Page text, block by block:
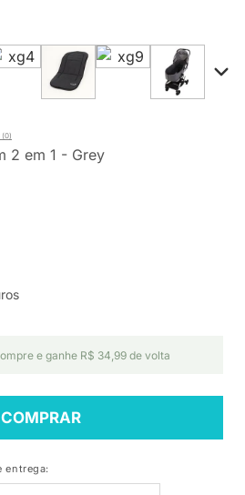
2 em 1 - Grey
(0)
e ganhe R$ 34,99 de volta
COMPRAR
entrega: